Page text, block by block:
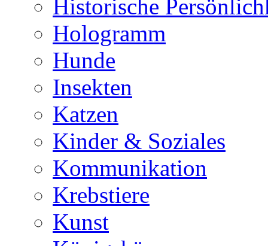
Historische
Hologramm
Hunde
Insekten
Katzen
Kinder & Soziales
Kommunikation
Krebstiere
Kunst